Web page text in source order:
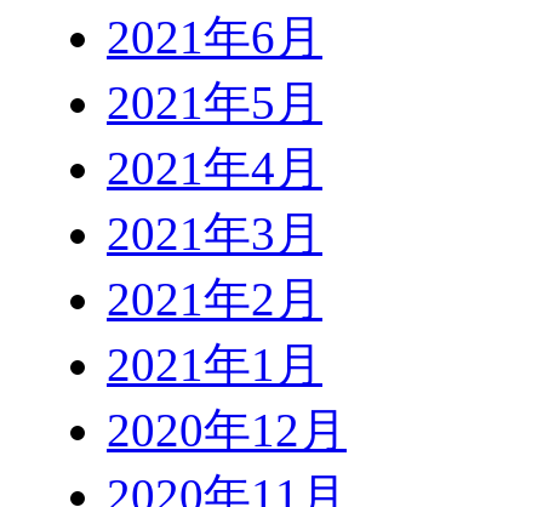
2021年6月
2021年5月
2021年4月
2021年3月
2021年2月
2021年1月
2020年12月
2020年11月